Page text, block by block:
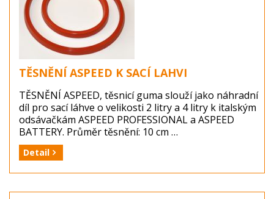
TĚSNĚNÍ ASPEED K SACÍ LAHVI
TĚSNĚNÍ ASPEED, těsnicí guma slouží jako náhradní
díl pro sací láhve o velikosti 2 litry a 4 litry k italským
odsávačkám ASPEED PROFESSIONAL a ASPEED
BATTERY. Průměr těsnění: 10 cm
Výrobce: 3A HEALTH CARE, Itálie
Detail